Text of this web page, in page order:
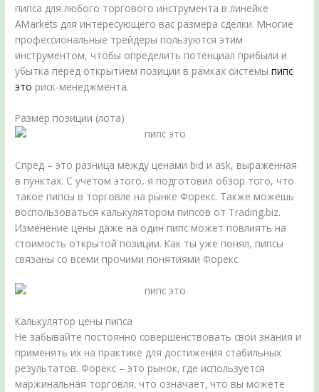
пипса для любого торгового инструмента в линейке
AMarkets для интересующего вас размера сделки. Многие
профессиональные трейдеры пользуются этим
инструментом, чтобы определить потенциал прибыли и
убытка перед открытием позиции в рамках системыпипс
это риск-менеджмента.
Размер позиции (лота)
Спред – это разница между ценами bid и ask, выраженная
в пунктах. С учетом этого, я подготовил обзор того, что
такое пипсы в торговле на рынке Форекс. Также можешь
воспользоваться калькулятором пипсов от Trading.biz.
Изменение цены даже на один пипс может повлиять на
стоимость открытой позиции. Как ты уже понял, пипсы
связаны со всеми прочими понятиями Форекс.
Калькулятор цены пипса
Не забывайте постоянно совершенствовать свои знания и
применять их на практике для достижения стабильных
результатов. Форекс – это рынок‚ где используется
маржинальная торговля‚ что означает‚ что вы можете